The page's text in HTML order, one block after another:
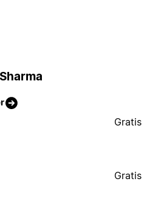
Gratis
Gratis